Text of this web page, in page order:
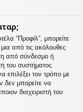
“Προφίλ”, μπορείτε
από τις ακόλουθες
από σύνδεσμο ή
του συστήματος
επιλέξει τον τρόπο με
δεν μπορείτε να
διαχειριστή του